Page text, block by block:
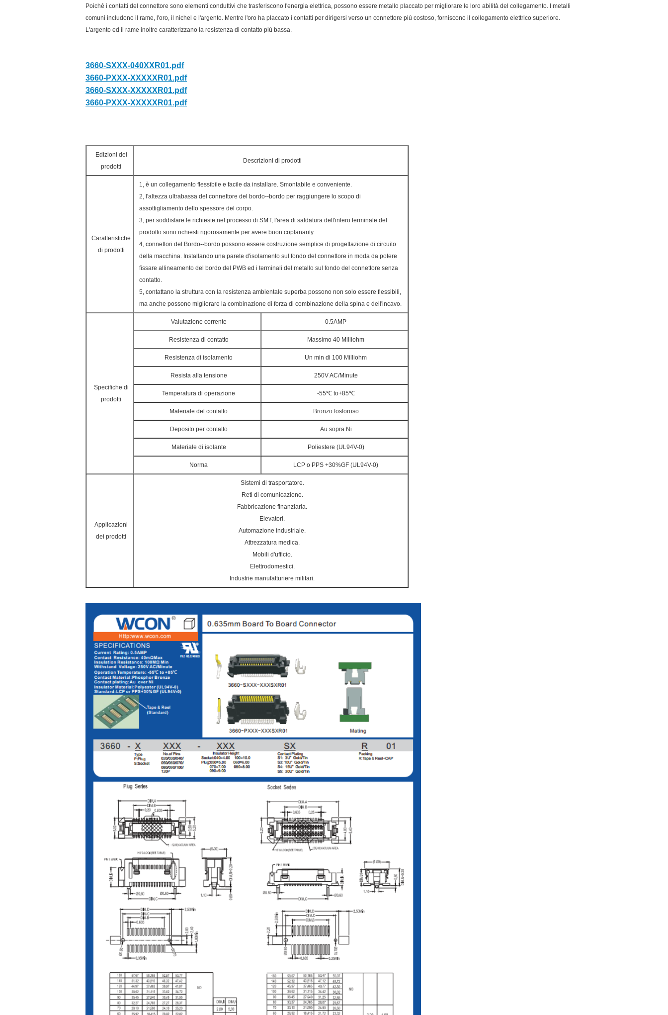
Poiché i contatti del connettore sono elementi conduttivi che trasferiscono l'energia elettrica, possono essere metallo placcato per migliorare le loro abilità del collegamento. I metalli
comuni includono il rame, l'oro, il nichel e l'argento. Mentre l'oro ha placcato i contatti per dirigersi verso un connettore più costoso, forniscono il collegamento elettrico superiore.
L'argento ed il rame inoltre caratterizzano la resistenza di contatto più bassa.
3660-SXXX-040XXR01.pdf
3660-PXXX-XXXXXR01.pdf
3660-SXXX-XXXXXR01.pdf
3660-PXXX-XXXXXR01.pdf
Edizioni dei
prodotti
Descrizioni di prodotti
Caratteristiche
di prodotti
1, è un collegamento flessibile e facile da installare. Smontabile e conveniente.
2, l'altezza ultrabassa del connettore del bordo--bordo per raggiungere lo scopo di
assottigliamento dello spessore del corpo.
3, per soddisfare le richieste nel processo di SMT, l'area di saldatura dell'intero terminale del
prodotto sono richiesti rigorosamente per avere buon coplanarity.
4, connettori del Bordo--bordo possono essere costruzione semplice di progettazione di circuito
della macchina. Installando una parete d'isolamento sul fondo del connettore in moda da potere
fissare allineamento del bordo del PWB ed i terminali del metallo sul fondo del connettore senza
contatto.
5, contattano la struttura con la resistenza ambientale superba possono non solo essere flessibili,
ma anche possono migliorare la combinazione di forza di combinazione della spina e dell'incavo.
Specifiche di
prodotti
Valutazione corrente 0.5AMP
Resistenza di contatto Massimo 40 Milliohm
Resistenza di isolamento Un min di 100 Milliohm
Resista alla tensione 250V AC/Minute
Temperatura di operazione -55℃ to+85℃
Materiale del contatto Bronzo fosforoso
Deposito per contatto Au sopra Ni
Materiale di isolante Poliestere (UL94V-0)
Norma LCP o PPS +30%GF (UL94V-0)
Applicazioni
dei prodotti
Sistemi di trasportatore.
Reti di comunicazione.
Fabbricazione finanziaria.
Elevatori.
Automazione industriale.
Attrezzatura medica.
Mobili d'ufficio.
Elettrodomestici.
Industrie manufatturiere militari.